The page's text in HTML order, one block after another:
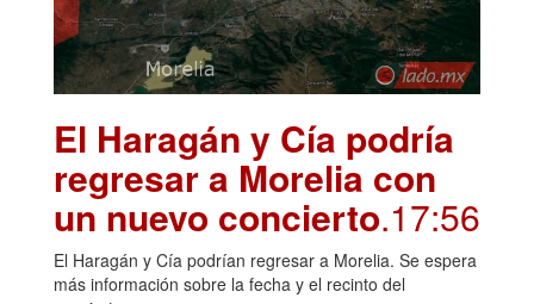
El Haragán y Cía podría
regresar a Morelia con
un nuevo concierto.17:56
El Haragán y Cía podrían regresar a Morelia. Se espera
más información sobre la fecha y el recinto del